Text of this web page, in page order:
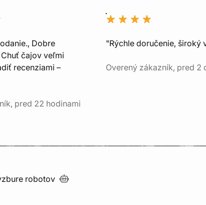
Dobre
čajov veľmi
recenziami –
pred 22 hodinami
"Rýchle doručenie, široký
Overený zákazník, pred 2
robotov